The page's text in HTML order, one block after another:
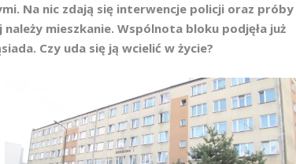
Na nic zdają się interwencje policji oraz próby
mieszkanie. Wspólnota bloku podjęła już
Czy uda się ją wcielić w życie?